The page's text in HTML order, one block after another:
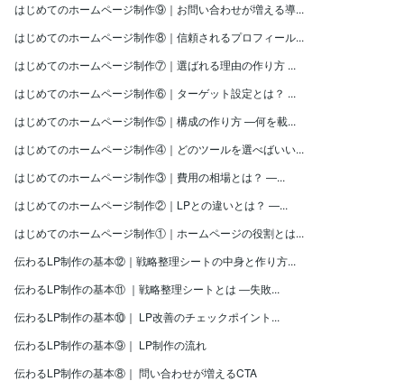
はじめてのホームページ制作⑨｜お問い合わせが増える導...
はじめてのホームページ制作⑧｜信頼されるプロフィール...
はじめてのホームページ制作⑦｜選ばれる理由の作り方 ...
はじめてのホームページ制作⑥｜ターゲット設定とは？ ...
はじめてのホームページ制作⑤｜構成の作り方 —何を載...
はじめてのホームページ制作④｜どのツールを選べばいい...
はじめてのホームページ制作③｜費用の相場とは？ —...
はじめてのホームページ制作②｜LPとの違いとは？ —...
はじめてのホームページ制作①｜ホームページの役割とは...
伝わるLP制作の基本⑫｜戦略整理シートの中身と作り方...
伝わるLP制作の基本⑪ ｜戦略整理シートとは ―失敗...
伝わるLP制作の基本⑩｜ LP改善のチェックポイント...
伝わるLP制作の基本⑨｜ LP制作の流れ
伝わるLP制作の基本⑧｜ 問い合わせが増えるCTA